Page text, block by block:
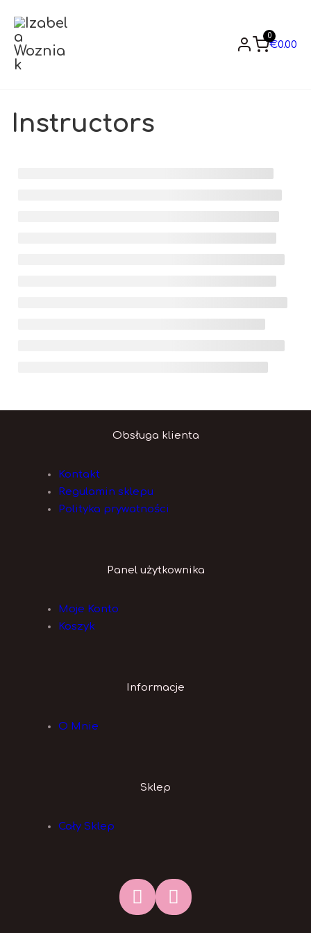
0
€0.00
Instructors
Obsługa klienta
Kontakt
Regulamin sklepu
Polityka prywatności
Panel użytkownika
Moje Konto
Koszyk
Informacje
O Mnie
Sklep
Cały Sklep